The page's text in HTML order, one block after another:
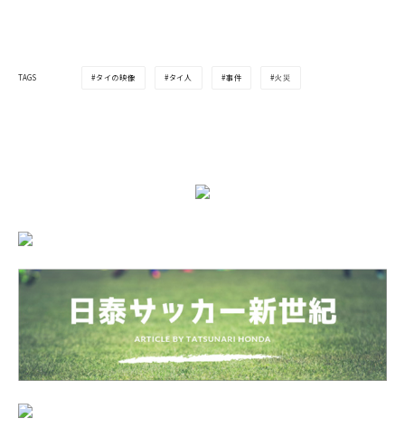
TAGS タイの映像 タイ人 事件 火災